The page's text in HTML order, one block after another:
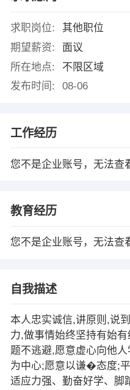
求职岗位:
其他职位
期望薪资:
面议
所在地点:
不限区域
发布时间:
08-06
工作经历
您不是企业账号，无法查
教育经历
您不是企业账号，无法查
自我描述
本人忠实诚信,讲原则,说
力,做事情始终坚持有始
题不逃避,愿意虚心向他
为中心;愿意以谦�态度;
适应力强、勤奋好学、脚